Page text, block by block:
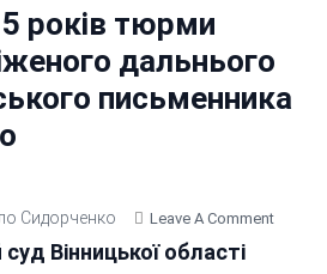
років тюрми
дальнього
письменника
Сидорченко Leave A CommentOn
Вінницької області